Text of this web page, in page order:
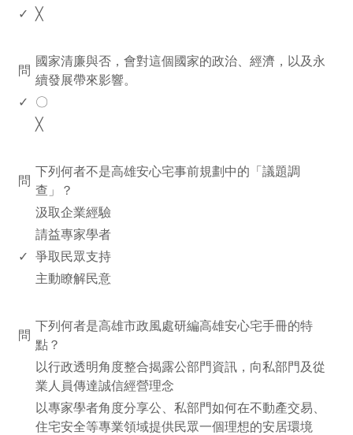
✓ ╳
問
國家清廉與否，會對這個國家的政治、經濟，以及永
續發展帶來影響。
✓
〇
╳
問
下列何者不是高雄安心宅事前規劃中的「議題調
查」？
汲取企業經驗
請益專家學者
✓ 爭取民眾支持
主動瞭解民意
問
下列何者是高雄市政風處研編高雄安心宅手冊的特
點？
以行政透明角度整合揭露公部門資訊，向私部門及從
業人員傳達誠信經營理念
以專家學者角度分享公、私部門如何在不動產交易、
住宅安全等專業領域提供民眾一個理想的安居環境